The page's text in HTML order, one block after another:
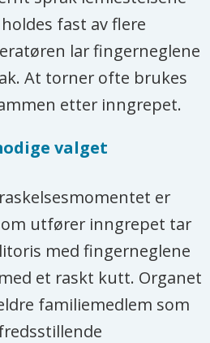
fast av flere
lar fingerneglene
At torner ofte brukes
etter inngrepet.
valget
er
utfører inngrepet tar
med fingerneglene
et raskt kutt. Organet
familiemedlem som